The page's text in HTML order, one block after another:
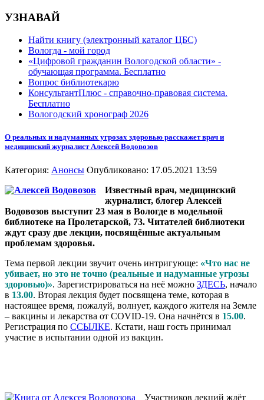
УЗНАВАЙ
Найти книгу (электронный каталог ЦБС)
Вологда - мой город
«Цифровой гражданин Вологодской области» -
обучающая программа. Бесплатно
Вопрос библиотекарю
КонсультантПлюс - справочно-правовая система.
Бесплатно
Вологодский хронограф 2026
О реальных и надуманных угрозах здоровью расскажет врач и
медицинский журналист Алексей Водовозов
Категория: Анонсы Опубликовано: 17.05.2021 13:59
Известный врач, медицинский
журналист, блогер Алексей
Водовозов выступит 23 мая в Вологде в модельной
библиотеке на Пролетарской, 73. Читателей библиотеки
ждут сразу две лекции, посвящённые актуальным
проблемам здоровья.
Тема первой лекции звучит очень интригующе: «Что нас не
убивает, но это не точно (реальные и надуманные угрозы
здоровью)». Зарегистрироваться на неё можно ЗДЕСЬ, начало
в 13.00. Вторая лекция будет посвящена теме, которая в
настоящее время, пожалуй, волнует, каждого жителя на Земле
– вакцины и лекарства от COVID-19. Она начнётся в 15.00.
Регистрация по ССЫЛКЕ. Кстати, наш гость принимал
участие в испытании одной из вакцин.
Участников лекций ждёт